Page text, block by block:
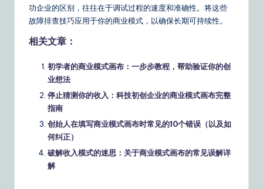
功企业的区别，往往在于调试过程的速度和准确性。将这些
故障排查技巧应用于你的商业模式，以确保长期可持续性。
相关文章：
初学者的商业模式画布：一步步教程，帮助验证你的创
业想法
停止猜测你的收入：科技初创企业的商业模式画布完整
指南
创始人在填写商业模式画布时常见的10个错误（以及如
何纠正）
破解收入模式的迷思：关于商业模式画布的常见误解详
解